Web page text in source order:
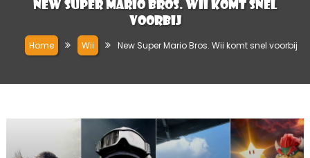
New Super Mario Bros. Wii komt snel
voorbij
Home Wii New Super Mario Bros. Wii komt snel voorbij